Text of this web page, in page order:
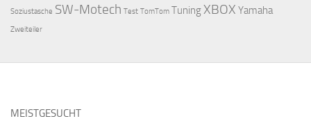
Soziustasche SW-Motech Test TomTom TuningXBOX Yamaha
Zweiteiler
MEISTGESUCHT